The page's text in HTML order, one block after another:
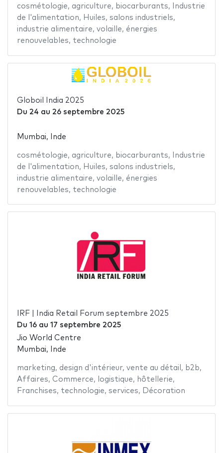
cosmétologie, agriculture, biocarburants,
Industrie
de l'alimentation, Huiles, salons industriels,
industrie alimentaire, volaille, énergies
renouvelables, technologie
Globoil India 2025
Du 24 au 26 septembre 2025
Mumbai, Inde
cosmétologie, agriculture, biocarburants,
Industrie
de l'alimentation, Huiles, salons industriels,
industrie alimentaire, volaille, énergies
renouvelables, technologie
IRF | India Retail Forum septembre 2025
Du 16au 17 septembre 2025
Jio World Centre
Mumbai, Inde
marketing, design d'intérieur, vente au détail , b2b,
Affaires, Commerce, logistique, hôtellerie,
Franchises, technologie, services, Décoration